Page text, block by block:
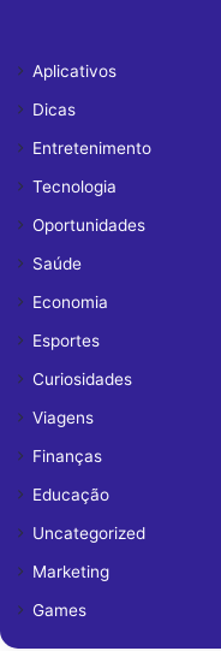
Aplicativos
Dicas
Entretenimento
Tecnologia
Oportunidades
Saúde
Economia
Esportes
Curiosidades
Viagens
Finanças
Educação
Uncategorized
Marketing
Games